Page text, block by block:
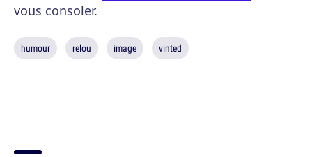
vous consoler.
humour relou image vinted